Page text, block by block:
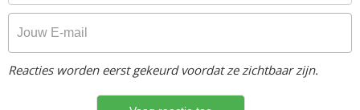
Reacties worden eerst gekeurd voordat ze zichtbaar zijn.